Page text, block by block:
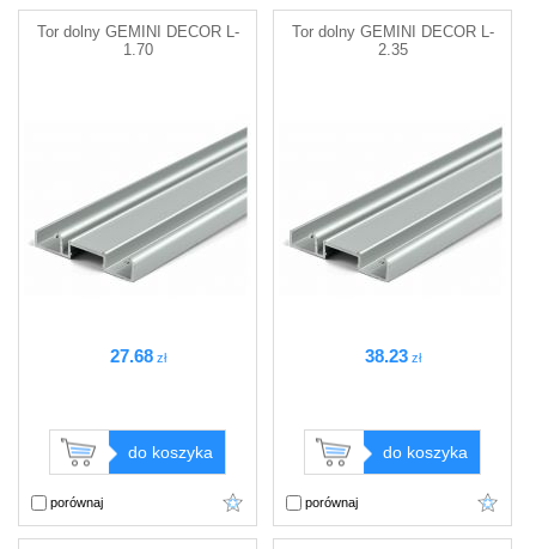
Tor dolny GEMINI DECOR L-
1.70
27.68 zł
do koszyka
porównaj
Tor dolny GEMINI DECOR L-
2.35
38.23 zł
do koszyka
porównaj